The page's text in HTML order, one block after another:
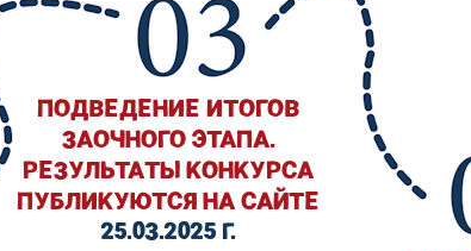
ПОДВЕДЕНИЕ ИТОГОВ
ЗАОЧНОГО ЭТАПА.
РЕЗУЛЬТАТЫ КОНКУРСА
ПУБЛИКУЮТСЯ НА САЙТЕ
25.03.2025 Г.